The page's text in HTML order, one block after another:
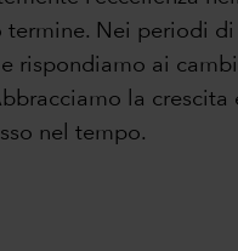
termine. Nei periodi
rispondiamo ai
la crescita
nel tempo.